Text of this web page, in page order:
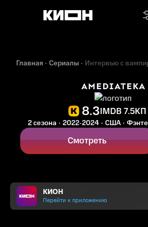
Главная Сериалы Интервью с
8.3IMDB 7.5КП
2 сезона 2022‑2024 США
Смотреть
КИОН
Перейти к приложению